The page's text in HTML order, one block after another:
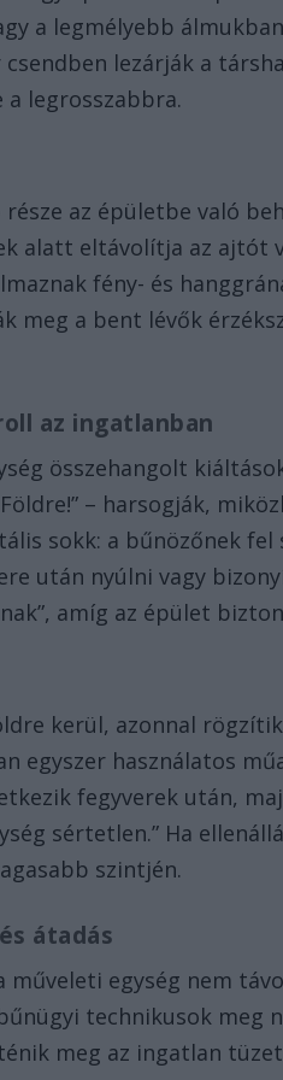
a legmélyebb
lezárják a
a legrosszabbra.
az épületbe való
alatt eltávolítja az ajtót
fény- és
meg a bent lévők
az ingatlanban
összehangolt
– harsogják,
sokk: a bűnözőnek
után nyúlni vagy
amíg az épület
kerül, azonnal
egyszer használatos
fegyverek után,
sértetlen.” Ha
szintjén.
átadás
műveleti egység nem
technikusok meg
meg az ingatlan